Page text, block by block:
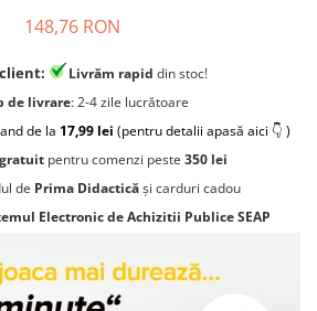
148,76 RON
Livrăm rapid din stoc!
de livrare: 2-4 zile lucrătoare
de la 17,99 lei (pentru detalii apasă aici 👇 )
pentru comenzi peste 350 lei
de Prima Didacticăși carduri cadou
Electronic de Achizitii Publice SEAP